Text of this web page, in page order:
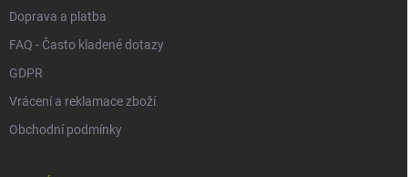
Doprava a platba
FAQ - Často kladené dotazy
GDPR
Vrácení a reklamace zboží
Obchodní podmínky